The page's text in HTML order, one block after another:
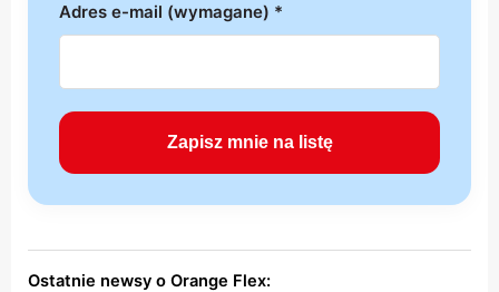
Adres e-mail (wymagane) *
Ostatnie newsy o Orange Flex: